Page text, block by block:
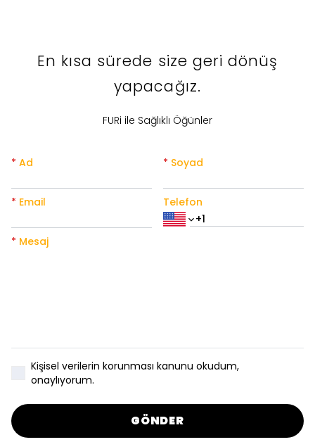
En kısa sürede size geri dönüş
yapacağız.
FURi ile Sağlıklı Öğünler
* Ad * Soyad
* Email Telefon
* Mesaj
Kişisel verilerin korunması kanunu okudum,
onaylıyorum.
GÖNDER